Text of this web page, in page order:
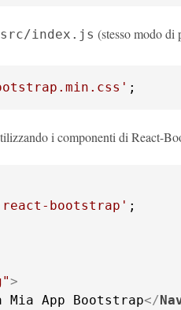
src/index.js (stesso modo di
;
i componenti di React-
bootstrap' ;
>
Mia App Bootstrap</